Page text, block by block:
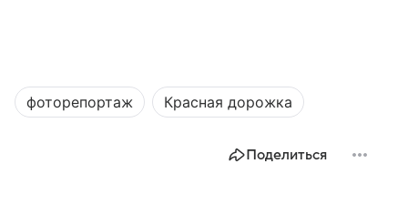
фоторепортаж Красная дорожка
Поделиться